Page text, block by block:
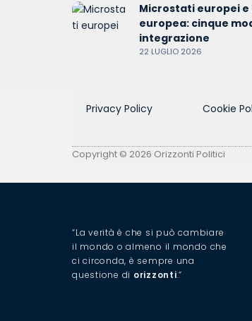
Microstati europei e
europea: cinque
integrazione
22 LUGLIO 2026
Privacy Policy Cookie
Copyright © 2026 Orizzonti Politici
“La verità è che si può cambiare
il mondo o almeno il mondo che
ci circonda, è sempre una
questione di orizzonti.”